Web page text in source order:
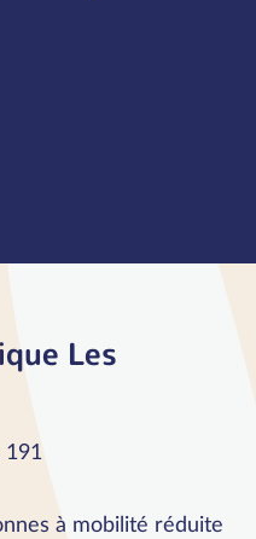
Les
191
à mobilité réduite